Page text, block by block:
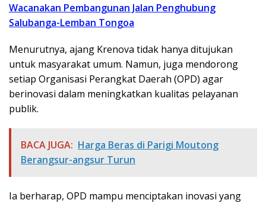
Wacanakan Pembangunan Jalan Penghubung
Salubanga-Lemban Tongoa
Menurutnya, ajang Krenova tidak hanya ditujukan
untuk masyarakat umum. Namun, juga mendorong
setiap Organisasi Perangkat Daerah (OPD) agar
berinovasi dalam meningkatkan kualitas pelayanan
publik.
BACA JUGA: Harga Beras di Parigi Moutong
Berangsur-angsur Turun
Ia berharap, OPD mampu menciptakan inovasi yang